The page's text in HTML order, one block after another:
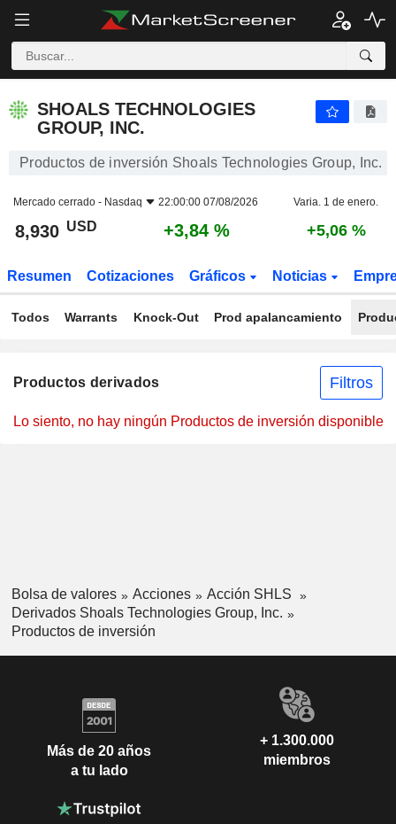
SHOALS TECHNOLOGIES
GROUP, INC.
Productos de inversión Shoals Technologies Group, Inc.
Mercado cerrado - Nasdaq 22:00:00 07/08/2026 Varia. 1 de enero.
8,930 USD +3,84 % +5,06 %
Resumen Cotizaciones Gráficos Noticias
Todos Warrants Knock-Out Prod apalancamiento
Productos derivados Filtros
Lo siento, no hay ningún Productos de inversión disponible
Bolsa de valores Acciones
Acción SHLS
Derivados Shoals Technologies Group, Inc.
Productos de inversión
Más de 20 años
a tu lado
+ 1.300.000
miembros